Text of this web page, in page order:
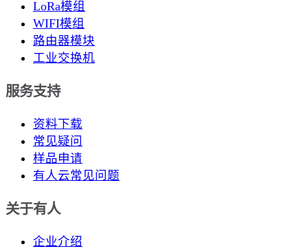
LoRa模组
WIFI模组
路由器模块
工业交换机
服务支持
资料下载
常见疑问
样品申请
有人云常见问题
关于有人
企业介绍